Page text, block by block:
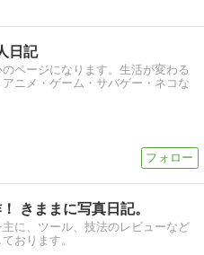
日記
ページになります。生活が変わる
ニメ・ゲーム・サバゲー・ネコな
きままに写真日記。
に、ツール、技法のレビューなど
おります。